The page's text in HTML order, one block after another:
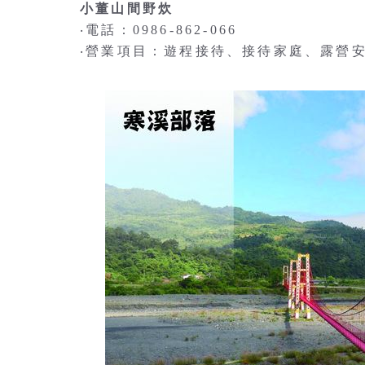
小董山間野炊
‧電話：0986-862-066
‧營業項目：遊程接待、接待家庭、露營